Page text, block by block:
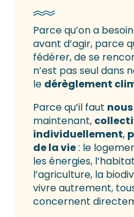
Parce qu’on a
avant d’agir, parce
fédérer, de se
n’est pas seul
le dérèglement
Parce qu’il faut
maintenant,
individuellement,
de la vie: le
les énergies,
l’agriculture, la
vivre autrement,
concernent